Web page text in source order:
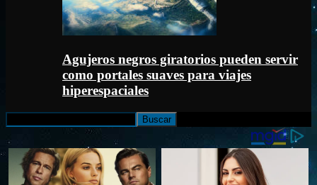
Agujeros negros giratorios pueden servir
como portales suaves para viajes
hiperespaciales